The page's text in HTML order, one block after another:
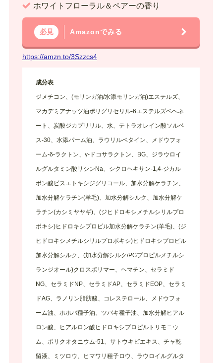
ホワイトフローラル＆ペアーの香り
必見 Amazonでみる
https://amzn.to/3Szzcs4
成分表
ジメチコン、(モリンガ油/水添モリンガ油)エステルズ、
マカデミアナッツ油ポリグリセリル-6エステルズベヘネ
ート、炭酸ジカプリリル、水、テトラオレイン酸ソルベ
ス-30、水添パーム油、ラウリルベタイン、メドウフォ
ーム-δ-ラクトン、γ-ドコサラクトン、BG、ジラウロイ
ルグルタミン酸リシンNa、シクロヘキサン-1,4-ジカル
ボン酸ビスエトキシジグリコール、加水分解ケラチン、
加水分解ケラチン(羊毛)、加水分解シルク、加水分解ケ
ラチン(カシミヤヤギ)、(ジヒドロキシメチルシリルプロ
ポキシ)ヒドロキシプロピル加水分解ケラチン(羊毛)、(ジ
ヒドロキシメチルシリルプロポキシ)ヒドロキシプロピル
加水分解シルク、(加水分解シルク/PGプロピルメチルシ
ランジオール)クロスポリマー、ヘマチン、セラミド
NG、セラミドNP、セラミドAP、セラミドEOP、セラミ
ドAG、ラノリン脂肪酸、コレステロール、メドウフォ
ーム油、ホホバ種子油、ツバキ種子油、加水分解ヒアル
ロン酸、ヒアルロン酸ヒドロキシプロピルトリモニウ
ム、ポリクオタニウム-51、サトウキビエキス、チャ乾
留液、ミツロウ、ヒマワリ種子ロウ、ラウロイルグルタ